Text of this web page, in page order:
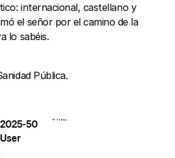
internacional, castellano y
el señor por el camino de la
lo sabéis.
Pública.